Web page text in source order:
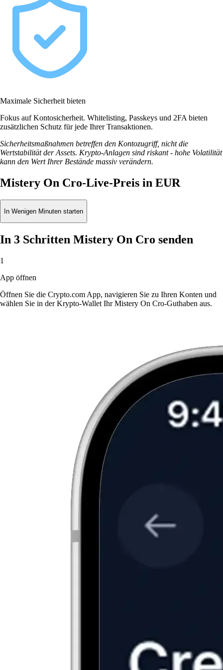
Maximale Sicherheit bieten
Fokus auf Kontosicherheit. Whitelisting, Passkeys und 2FA bieten
zusätzlichen Schutz für jede Ihrer Transaktionen.
Sicherheitsmaßnahmen betreffen den Kontozugriff, nicht die
Wertstabilität der Assets. Krypto-Anlagen sind riskant - hohe Volatilität
kann den Wert Ihrer Bestände massiv verändern.
Mistery On Cro-Live-Preis in EUR
In Wenigen Minuten starten
In 3 Schritten Mistery On Cro senden
1
App öffnen
Öffnen Sie die Crypto.com App, navigieren Sie zu Ihren Konten und
wählen Sie in der Krypto-Wallet Ihr Mistery On Cro-Guthaben aus.